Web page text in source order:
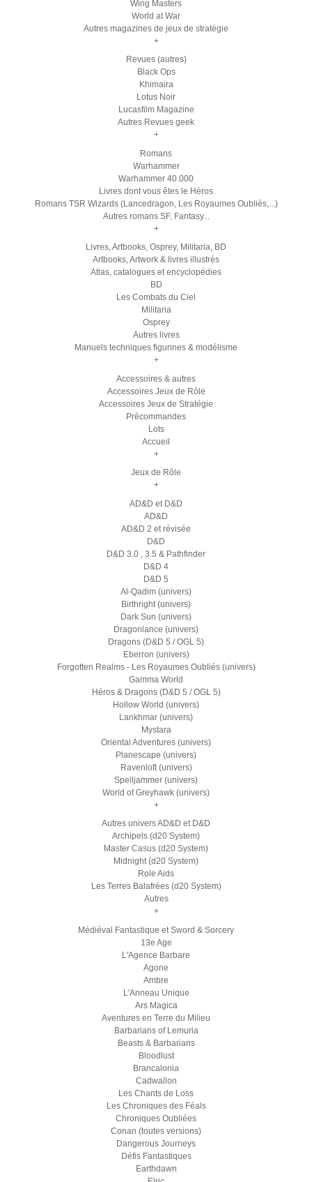
Wing Masters
World at War
Autres magazines de jeux de stratégie
+
Revues (autres)
Black Ops
Khimaira
Lotus Noir
Lucasfilm Magazine
Autres Revues geek
+
Romans
Warhammer
Warhammer 40.000
Livres dont vous êtes le Héros
Romans TSR Wizards (Lancedragon, Les Royaumes Oubliés,...)
Autres romans SF, Fantasy...
+
Livres, Artbooks, Osprey, Militaria, BD
Artbooks, Artwork & livres illustrés
Atlas, catalogues et encyclopédies
BD
Les Combats du Ciel
Militaria
Osprey
Autres livres
Manuels techniques figurines & modélisme
+
Accessoires & autres
Accessoires Jeux de Rôle
Accessoires Jeux de Stratégie
Précommandes
Lots
Accueil
+
Jeux de Rôle
+
AD&D et D&D
AD&D
AD&D 2 et révisée
D&D
D&D 3.0 , 3.5 & Pathfinder
D&D 4
D&D 5
Al-Qadim (univers)
Birthright (univers)
Dark Sun (univers)
Dragonlance (univers)
Dragons (D&D 5 / OGL 5)
Eberron (univers)
Forgotten Realms - Les Royaumes Oubliés (univers)
Gamma World
Héros & Dragons (D&D 5 / OGL 5)
Hollow World (univers)
Lankhmar (univers)
Mystara
Oriental Adventures (univers)
Planescape (univers)
Ravenloft (univers)
Spelljammer (univers)
World of Greyhawk (univers)
+
Autres univers AD&D et D&D
Archipels (d20 System)
Master Casus (d20 System)
Midnight (d20 System)
Role Aids
Les Terres Balafrées (d20 System)
Autres
+
Médiéval Fantastique et Sword & Sorcery
13e Age
L'Agence Barbare
Agone
Ambre
L'Anneau Unique
Ars Magica
Aventures en Terre du Milieu
Barbarians of Lemuria
Beasts & Barbarians
Bloodlust
Brancalonia
Cadwallon
Les Chants de Loss
Les Chroniques des Féals
Chroniques Oubliées
Conan (toutes versions)
Dangerous Journeys
Défis Fantastiques
Earthdawn